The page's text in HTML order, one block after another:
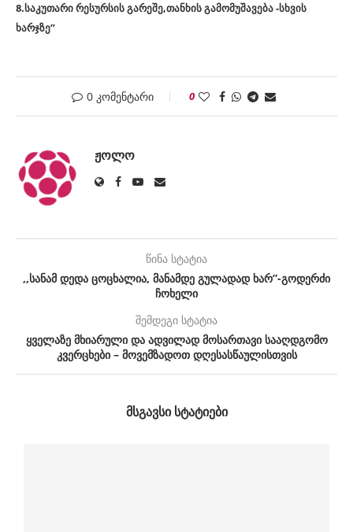
8.საკუთარი რესურსის გარეშე,თანხის გამომუშავება -სხვის
ხარჯზე”
0 კომენტარი 0
ᲟᲝᲚᲝ
წინა სტატია
,,სანამ დედა ცოცხალია, მანამდე გულადად ხარ”-გოდერძი
ჩოხელი
შემდეგი სტატია
ყველაზე მხიარული და ადვილად მოსართავი სააღდგომო
კვერცხები – მოვემზადოთ დღესასწაულისთვის
ᲛᲡᲒᲐᲕᲡᲘ ᲡᲢᲐᲢᲘᲔᲑᲘ